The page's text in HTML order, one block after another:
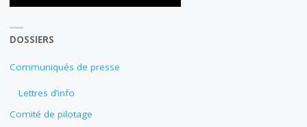
DOSSIERS
Communiqués de presse
Lettres d’info
Comité de pilotage